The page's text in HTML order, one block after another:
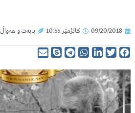
09/20/2018 کاتژمێر 10:55 بابەت و هەواڵ